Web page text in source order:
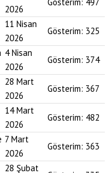
2026
11 Nisan
2026
Gösterim: 325
4 Nisan
2026
Gösterim: 374
28 Mart
2026
Gösterim: 367
14 Mart
2026
Gösterim: 482
7 Mart
2026
Gösterim: 363
28 Şubat